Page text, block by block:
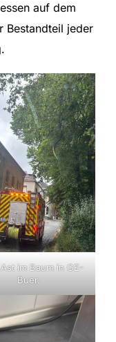
auf dem
Bestandteil jeder
im Baum in GE-
Buer.